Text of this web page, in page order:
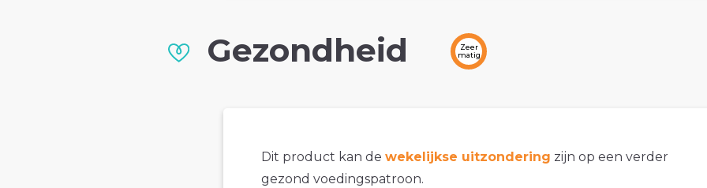
Gezondheid
Zeer
matig
Dit product kan de wekelijkse uitzondering zijn op een verder
gezond voedingspatroon.